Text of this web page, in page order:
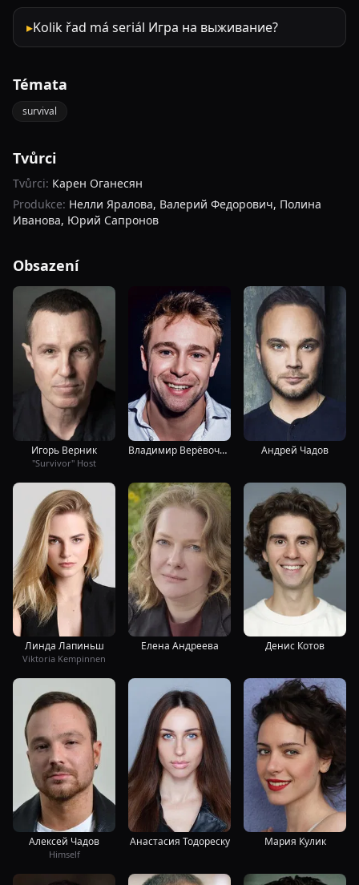
▸Kolik řad má seriál Игра на выживание?
Témata
survival
Tvůrci
Tvůrci: Карен Оганесян
Produkce: Нелли Яралова, Валерий Федорович, Полина
Иванова, Юрий Сапронов
Obsazení
Игорь Верник
"Survivor" Host
Владимир Верёвочкин Андрей Чадов
Линда Лапиньш
Viktoria Kempinnen
Елена Андреева Денис Котов
Алексей Чадов
Himself
Анастасия Тодореску Мария Кулик